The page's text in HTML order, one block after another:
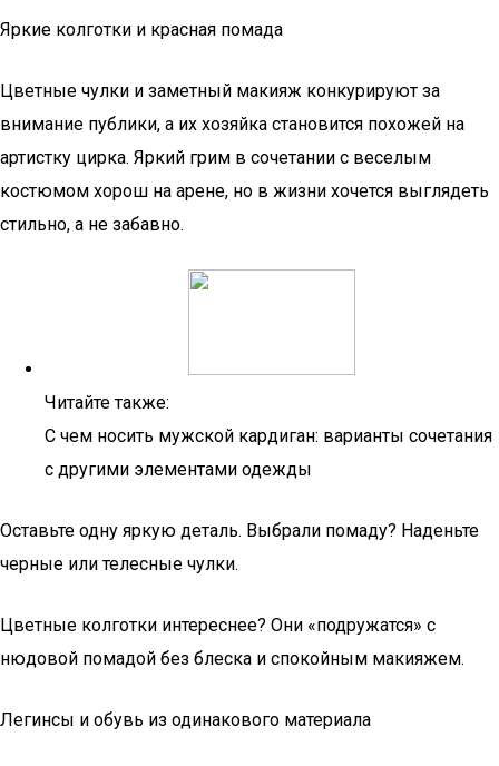
Яркие колготки и красная помада
Цветные чулки и заметный макияж конкурируют за
внимание публики, а их хозяйка становится похожей на
артистку цирка. Яркий грим в сочетании с веселым
костюмом хорош на арене, но в жизни хочется выглядеть
стильно, а не забавно.
Читайте также:
С чем носить мужской кардиган: варианты сочетания
с другими элементами одежды
Оставьте одну яркую деталь. Выбрали помаду? Наденьте
черные или телесные чулки.
Цветные колготки интереснее? Они «подружатся» с
нюдовой помадой без блеска и спокойным макияжем.
Легинсы и обувь из одинакового материала